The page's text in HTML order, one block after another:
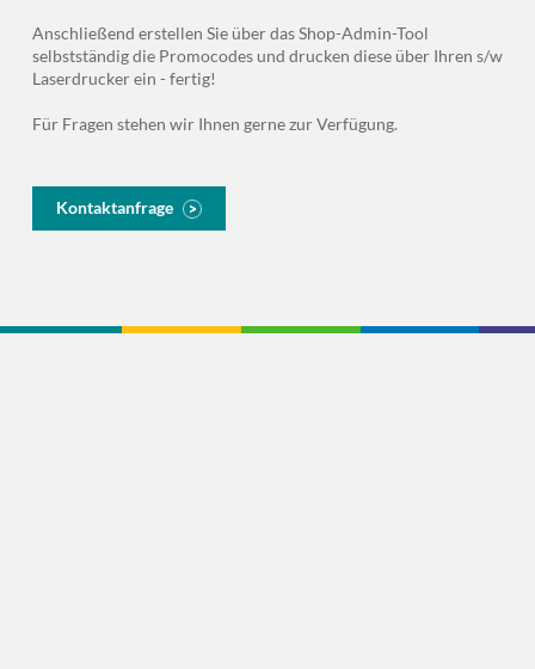
Anschließend erstellen Sie über das Shop-Admin-Tool
selbstständig die Promocodes und drucken diese über Ihren s/w
Laserdrucker ein - fertig!
Für Fragen stehen wir Ihnen gerne zur Verfügung.
Kontaktanfrage